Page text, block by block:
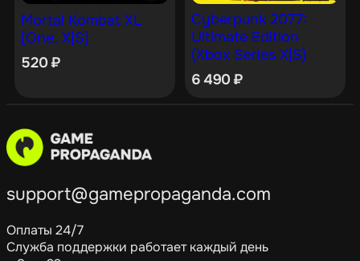
Mortal Kombat XL
[One, X|S]
520₽
Cyberpunk 2077:
Ultimate Edition
(Xbox Series X|S)
6 490₽
support@gamepropaganda.com
Оплаты 24/7
Служба поддержки работает каждый день